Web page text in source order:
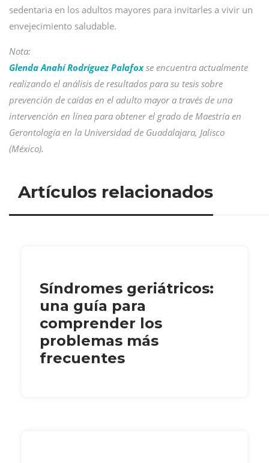
sedentaria en los adultos mayores para invitarles a vivir un
envejecimiento saludable.
Nota:
Glenda Anahí Rodríguez Palafoxse encuentra actualmente
realizando el análisis de resultados para su tesis sobre
prevención de caídas en el adulto mayor a través de una
intervención en línea para obtener el grado de Maestría en
Gerontología en la Universidad de Guadalajara, Jalisco
(México).
Artículos relacionados
Síndromes geriátricos:
una guía para
comprender los
problemas más
frecuentes